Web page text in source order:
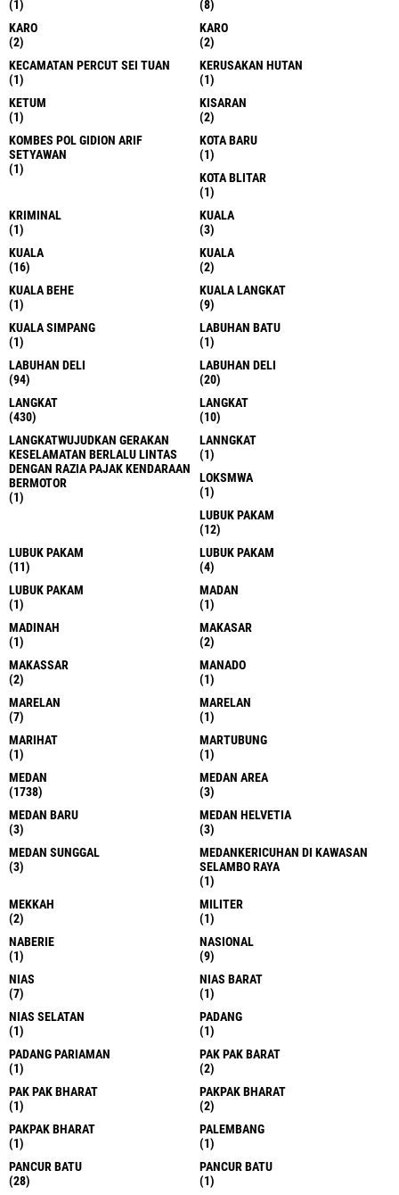
(1)
(8)
KARO
(2)
KARO
(2)
KECAMATAN PERCUT SEI TUAN
(1)
KERUSAKAN HUTAN
(1)
KETUM
(1)
KISARAN
(2)
KOMBES POL GIDION ARIF
SETYAWAN
(1)
KOTA BARU
(1)
KOTA BLITAR
(1)
KRIMINAL
(1)
KUALA
(3)
KUALA
(16)
KUALA
(2)
KUALA BEHE
(1)
KUALA LANGKAT
(9)
KUALA SIMPANG
(1)
LABUHAN BATU
(1)
LABUHAN DELI
(94)
LABUHAN DELI
(20)
LANGKAT
(430)
LANGKAT
(10)
LANGKATWUJUDKAN GERAKAN
KESELAMATAN BERLALU LINTAS
DENGAN RAZIA PAJAK KENDARAAN
BERMOTOR
(1)
LANNGKAT
(1)
LOKSMWA
(1)
LUBUK PAKAM
(12)
LUBUK PAKAM
(11)
LUBUK PAKAM
(4)
LUBUK PAKAM
(1)
MADAN
(1)
MADINAH
(1)
MAKASAR
(2)
MAKASSAR
(2)
MANADO
(1)
MARELAN
(7)
MARELAN
(1)
MARIHAT
(1)
MARTUBUNG
(1)
MEDAN
(1738)
MEDAN AREA
(3)
MEDAN BARU
(3)
MEDAN HELVETIA
(3)
MEDAN SUNGGAL
(3)
MEDANKERICUHAN DI KAWASAN
SELAMBO RAYA
(1)
MEKKAH
(2)
MILITER
(1)
NABERIE
(1)
NASIONAL
(9)
NIAS
(7)
NIAS BARAT
(1)
NIAS SELATAN
(1)
PADANG
(1)
PADANG PARIAMAN
(1)
PAK PAK BARAT
(2)
PAK PAK BHARAT
(1)
PAKPAK BHARAT
(2)
PAKPAK BHARAT
(1)
PALEMBANG
(1)
PANCUR BATU
(28)
PANCUR BATU
(1)